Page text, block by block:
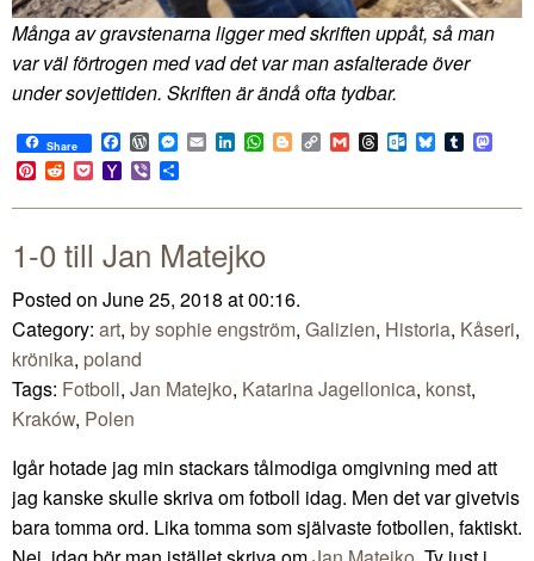
Många av gravstenarna ligger med skriften uppåt, så man
var väl förtrogen med vad det var man asfalterade över
under sovjettiden. Skriften är ändå ofta tydbar.
Share Facebook
WordPress
Messenger
EmailLinkedIn
WhatsApp
BloggerCopy
Link
GmailThreadsOutlook.com
BlueskyTumblr
Pinterest
RedditPocketYahoo
Mail
Viber
1-0 till Jan Matejko
Posted on June 25, 2018 at 00:16.
Category: art, by sophie engström, Galizien, Historia, Kåseri,
krönika, poland
Tags: Fotboll, Jan Matejko, Katarina Jagellonica, konst,
Kraków, Polen
Igår hotade jag min stackars tålmodiga omgivning med att
jag kanske skulle skriva om fotboll idag. Men det var givetvis
bara tomma ord. Lika tomma som självaste fotbollen, faktiskt.